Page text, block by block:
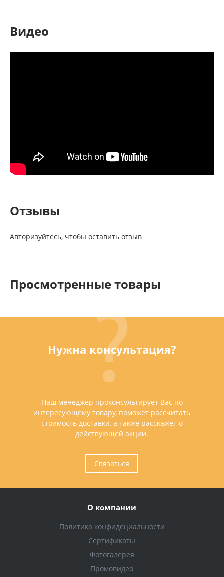
Видео
Отзывы
Авторизуйтесь, чтобы оставить отзыв
Просмотренные товары
Нужна консультация?
Наш менеджер проконсультирует Вас по
интересующему товару, поможет рассчитать
стоимость доставки, а также расскажет о
действующей акции.
Связаться
О компании
Политика конфидециальности
Сертификаты
Фотогалерея
Промовидео